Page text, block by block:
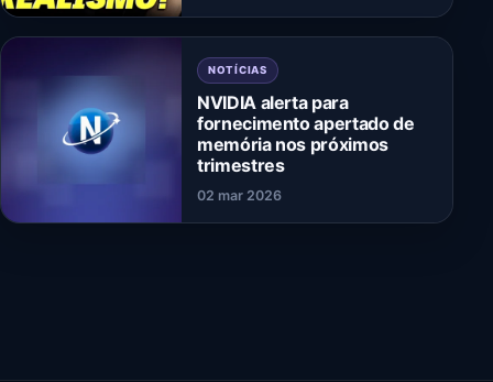
NOTÍCIAS
NVIDIA alerta para
fornecimento apertado de
memória nos próximos
trimestres
02 mar 2026